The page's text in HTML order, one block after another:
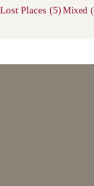
Lost Places (5)Mixed